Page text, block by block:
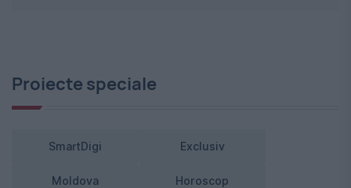
Proiecte speciale
SmartDigi Exclusiv
Moldova Horoscop